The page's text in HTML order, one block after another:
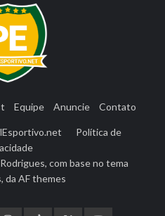
Equipe Anuncie Contato
Política de
, com base no tema
, da AF themes